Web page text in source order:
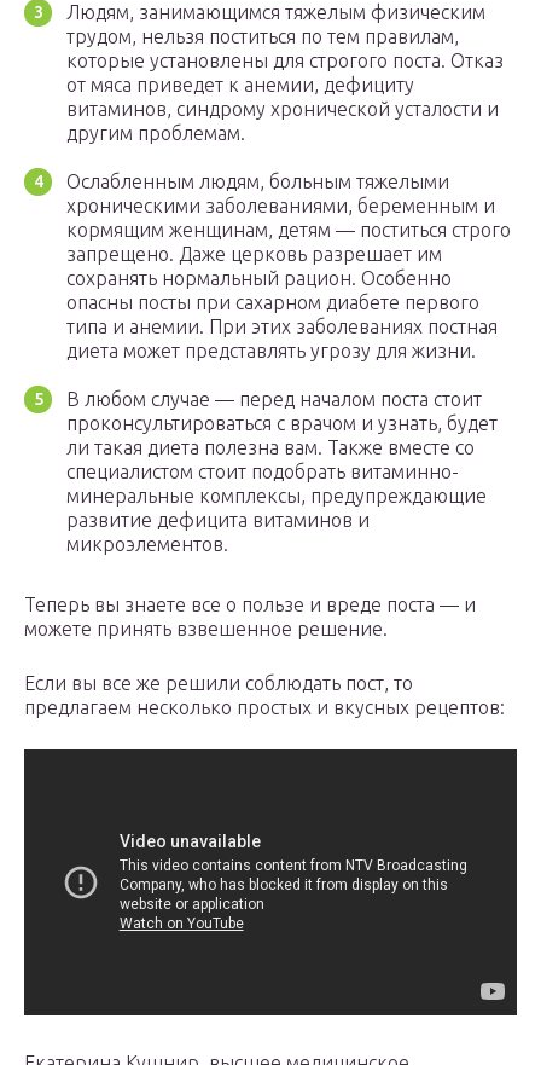
Людям, занимающимся тяжелым физическим
трудом, нельзя поститься по тем правилам,
которые установлены для строгого поста. Отказ
от мяса приведет к анемии, дефициту
витаминов, синдрому хронической усталости и
другим проблемам.
Ослабленным людям, больным тяжелыми
хроническими заболеваниями, беременным и
кормящим женщинам, детям — поститься строго
запрещено. Даже церковь разрешает им
сохранять нормальный рацион. Особенно
опасны посты при сахарном диабете первого
типа и анемии. При этих заболеваниях постная
диета может представлять угрозу для жизни.
В любом случае — перед началом поста стоит
проконсультироваться с врачом и узнать, будет
ли такая диета полезна вам. Также вместе со
специалистом стоит подобрать витаминно-
минеральные комплексы, предупреждающие
развитие дефицита витаминов и
микроэлементов.
Теперь вы знаете все о пользе и вреде поста — и
можете принять взвешенное решение.
Если вы все же решили соблюдать пост, то
предлагаем несколько простых и вкусных рецептов: